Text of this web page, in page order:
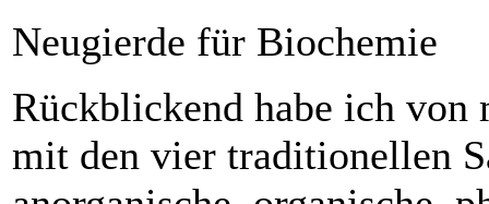
Neugierde für Biochemie
Rückblickend habe ich von
mit den vier traditionellen